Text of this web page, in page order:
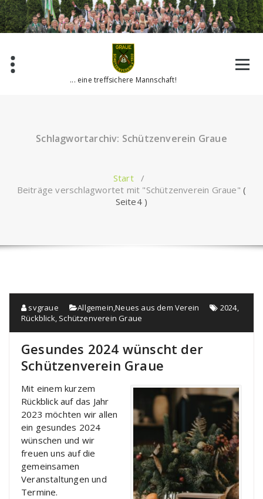
Zum
Inhalt
springen
... eine treffsichere Mannschaft!
Schlagwortarchiv: Schützenverein Graue
Start/
Beiträge verschlagwortet mit "Schützenverein Graue" (
Seite4 )
svgraue Allgemein,Neues aus dem Verein 2024,
Rückblick, Schützenverein Graue
Gesundes 2024 wünscht der
Schützenverein Graue
Mit einem kurzem
Rückblick auf das Jahr
2023 möchten wir allen
ein gesundes 2024
wünschen und wir
freuen uns auf die
gemeinsamen
Veranstaltungen und
Termine.